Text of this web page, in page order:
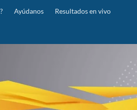
Ayúdanos Resultados en vivo